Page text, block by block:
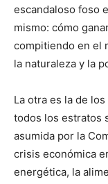
escandaloso foso
mismo: cómo
compitiendo en el
la naturaleza y la
La otra es la de
todos los estratos
asumida por la
crisis económica
energética, la